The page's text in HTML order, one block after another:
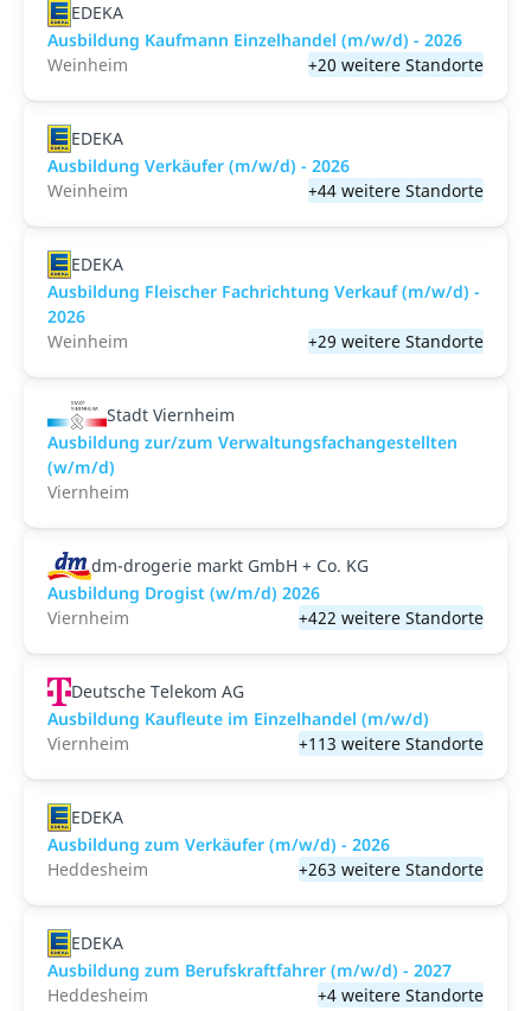
EDEKA
Ausbildung Kaufmann Einzelhandel (m/w/d) - 2026
Weinheim
+20 weitere Standorte
EDEKA
Ausbildung Verkäufer (m/w/d) - 2026
Weinheim
+44 weitere Standorte
EDEKA
Ausbildung Fleischer Fachrichtung Verkauf (m/w/d) -
2026
Weinheim
+29 weitere Standorte
Stadt Viernheim
Ausbildung zur/zum Verwaltungsfachangestellten
(w/m/d)
Viernheim
dm-drogerie markt GmbH + Co. KG
Ausbildung Drogist (w/m/d) 2026
Viernheim
+422 weitere Standorte
Deutsche Telekom AG
Ausbildung Kaufleute im Einzelhandel (m/w/d)
Viernheim
+113 weitere Standorte
EDEKA
Ausbildung zum Verkäufer (m/w/d) - 2026
Heddesheim
+263 weitere Standorte
EDEKA
Ausbildung zum Berufskraftfahrer (m/w/d) - 2027
Heddesheim
+4 weitere Standorte